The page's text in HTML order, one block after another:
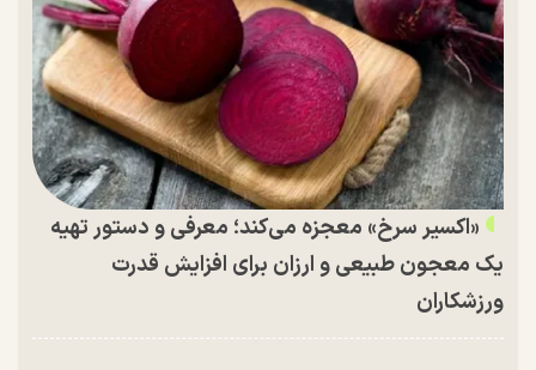
«اکسیر سرخ» معجزه می‌کند؛ معرفی و دستور تهیه
یک معجون طبیعی و ارزان برای افزایش قدرت
ورزشکاران